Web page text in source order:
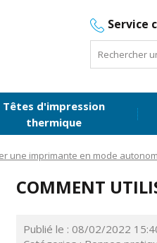
Service
Têtes d'impression
thermique
une imprimante en mode
COMMENT
Publié le : 08/02/2022